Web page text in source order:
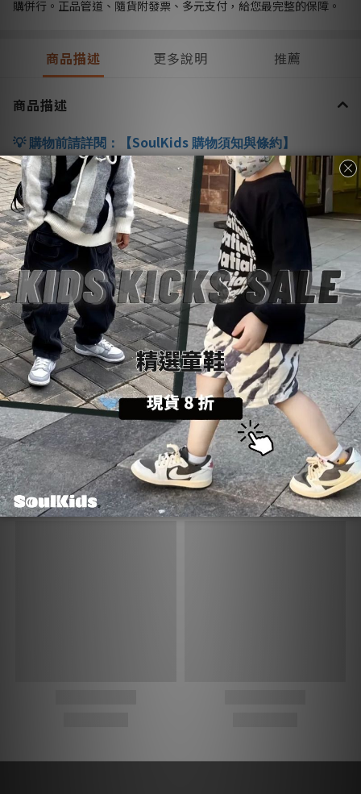
購併行。正品管道、隨貨附發票、多元支付，給您最完整的保障。
商品描述 更多說明 推薦
商品描述
💡 購物前請詳閱：【SoulKids 購物須知與條約】
💬 商品諮詢與建議：【聯繫官方 @LINE客服】
更多說明
送貨方式 (6)
付款方式 (9)
您可能喜歡...